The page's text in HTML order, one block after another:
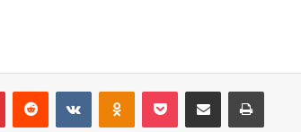
PinterestReddit VKontakteOdnoklassniki
Pocket Compartir por correo electrónicoImprimir